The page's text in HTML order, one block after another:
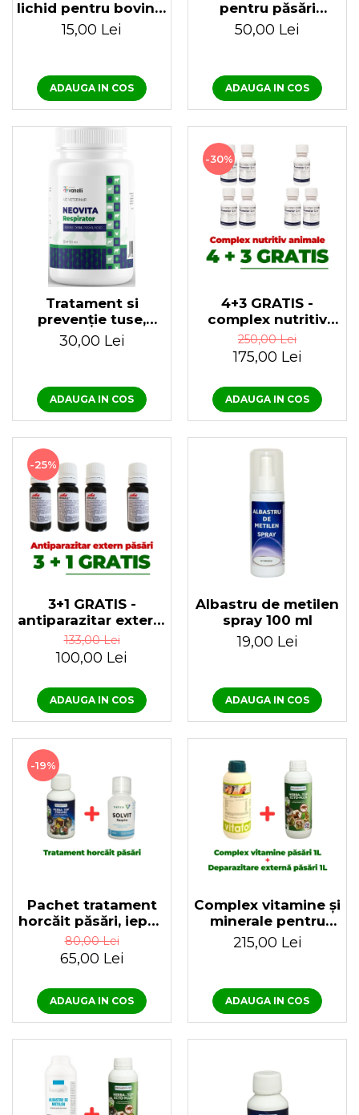
lichid pentru bovine,
ovine, caprine,
păsări și porcine
100 ml
15,00 Lei
ADAUGA IN COS
pentru păsări
Antipoux Galisium
500 ml
50,00 Lei
ADAUGA IN COS
Tratament si
prevenție tuse,
horcăit la păsări
Neovita Respirator
30,00 Lei
ADAUGA IN COS
-30%
4+3 GRATIS -
complex nutritiv
pentru pasari si
animale, Promotor L
47.0 100 ml
250,00 Lei
175,00 Lei
ADAUGA IN COS
-25%
3+1 GRATIS -
antiparazitar extern,
păduchi, căpuşe,
pentru păsări
Dergall 10 ml
133,00 Lei
100,00 Lei
ADAUGA IN COS
Albastru de metilen
spray 100 ml
19,00 Lei
ADAUGA IN COS
-19%
Pachet tratament
horcăit păsări, iepuri
și viței 100ml Herba
Top Pneumo + Solvit
Respiro
80,00 Lei
65,00 Lei
ADAUGA IN COS
Complex vitamine și
minerale pentru
păsări Bio Multivita,
1 Litru +
pentru păsări Herba-
Top Ecto-Plus 1 litru
215,00 Lei
ADAUGA IN COS